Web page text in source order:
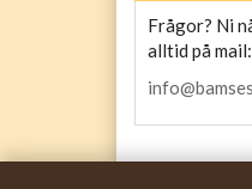
Frågor? Ni
alltid på mail: